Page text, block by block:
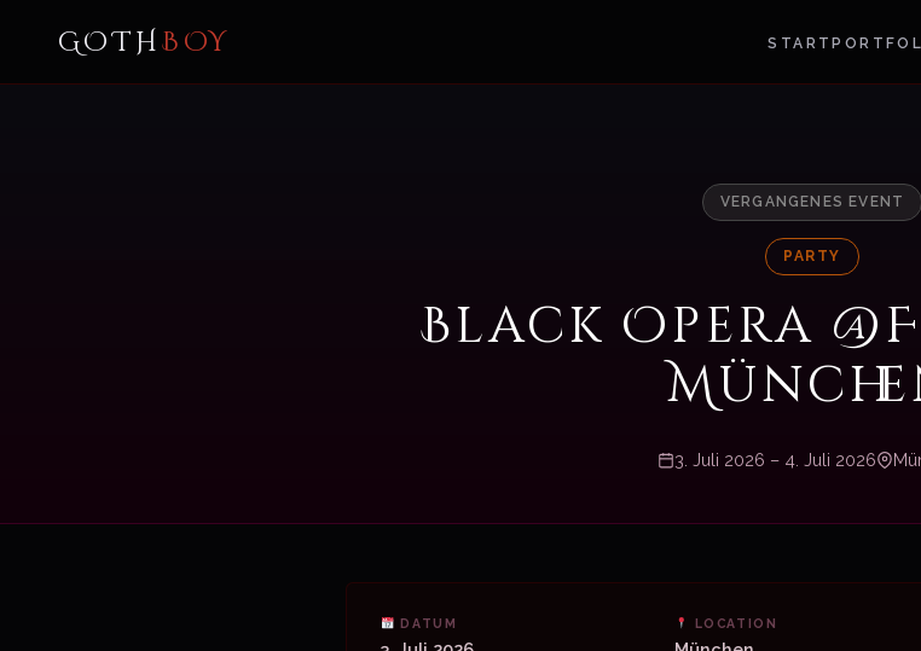
GOTHBOY START
VERGANGENES EVENT
PARTY
Black Opera
3. Juli 2026 – 4. Juli 2026
DATUM LOCATION